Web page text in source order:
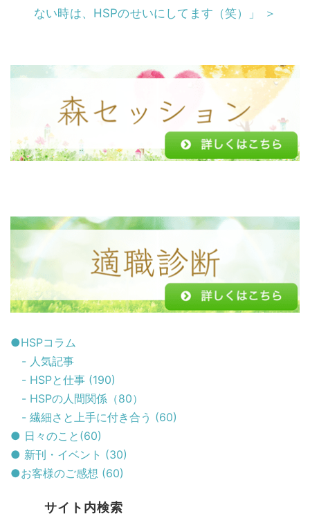
k
ない時は、HSPのせいにしてます（笑）」 ＞
●HSPコラム
- 人気記事
- HSPと仕事 (190)
- HSPの人間関係（80）
- 繊細さと上手に付き合う (60)
● 日々のこと(60)
● 新刊・イベント (30)
●お客様のご感想 (60)
サイト内検索